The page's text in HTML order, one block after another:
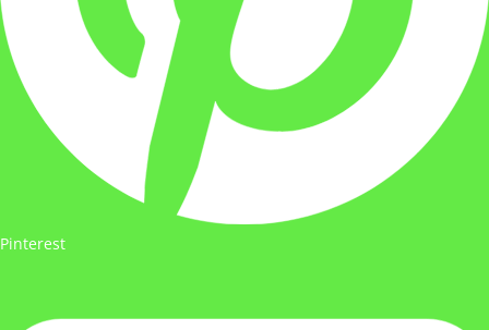
Pinterest